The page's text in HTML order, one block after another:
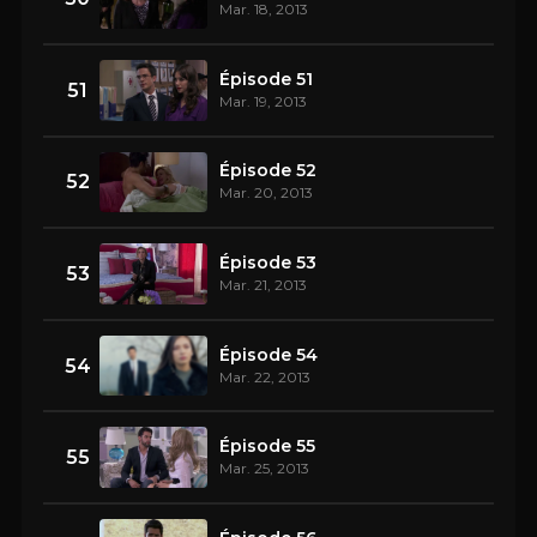
Mar. 18, 2013
51 Épisode 51
Mar. 19, 2013
52 Épisode 52
Mar. 20, 2013
53 Épisode 53
Mar. 21, 2013
54 Épisode 54
Mar. 22, 2013
55 Épisode 55
Mar. 25, 2013